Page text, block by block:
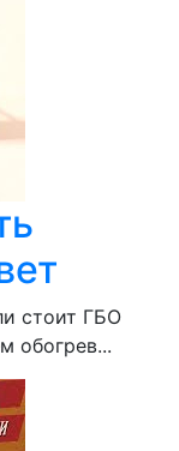
стоит ГБО
обогрев...